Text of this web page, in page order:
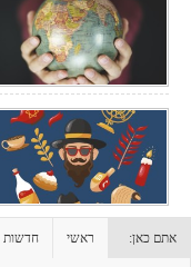
אתם כאן: ראשי חדשות